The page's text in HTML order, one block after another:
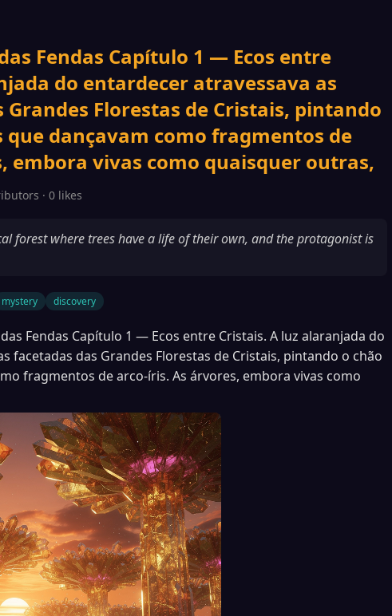
Fendas Capítulo 1 — Ecos entre
do entardecer atravessava as
Grandes Florestas de Cristais, pintando
que dançavam como fragmentos de
embora vivas como quaisquer outras,
· 0 likes
forest where trees have a life of their own, and the protagonist is
mystery discovery
Fendas Capítulo 1 — Ecos entre Cristais. A luz alaranjada do
facetadas das Grandes Florestas de Cristais, pintando o chão
fragmentos de arco-íris. As árvores, embora vivas como